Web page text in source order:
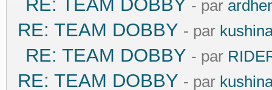
RE: TEAM DOBBY - par
RE: TEAM DOBBY - par
RE: TEAM DOBBY - par
RE: TEAM DOBBY - par